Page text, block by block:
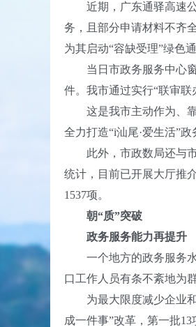
近期，广东通驿高速公
务，且部分申请材料不齐
为其启动“容缺受理”绿色
当日市政务服务中心窗
件。我市通过实行“联审
这是我市主动作为、靠
全力打造“i汕尾·爱生活”
此外，市政数局还与市
统计，目前已开展大厅推
1537项。
朝“质”突破
政务服务能力再提升
一个地方的政务服务水
口工作人员有条不紊地为
为最大限度减少企业和
成一件事”改革，第一批